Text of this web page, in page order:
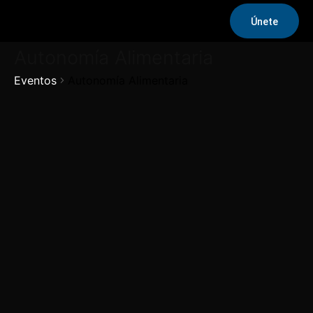
Únete
Eventos